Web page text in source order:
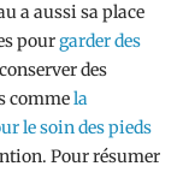
a aussi sa place
pourgarder des
des
commela
le soin des pieds
Pour résumer